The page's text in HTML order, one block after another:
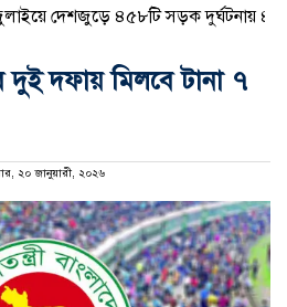
দেশজুড়ে ৪৫৮টি সড়ক দুর্ঘটনায় ৪১৬ জন
দুই দফায় মিলবে টানা ৭
২০ জানুয়ারী, ২০২৬